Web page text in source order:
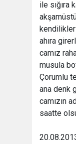
ile sığıra
ahıra
camız
musula
Çorumlu
ana denk
camızın
saatte